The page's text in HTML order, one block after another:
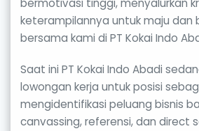
bermotivasi tinggi, menyalurkan
keterampilannya untuk maju dan
bersama kami di PT Kokai Indo
Saat ini PT Kokai Indo Abadi
lowongan kerja untuk posisi
mengidentifikasi peluang bisnis
canvassing, referensi, dan direct